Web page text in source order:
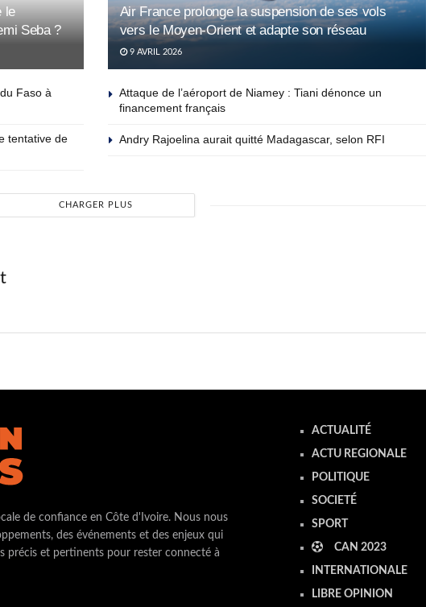
le
Seba ?
Air France prolonge la suspension de ses vols
vers le Moyen-Orient et adapte son réseau
9 AVRIL 2026
Faso à
Attaque de l’aéroport de Niamey : Tiani dénonce un
financement français
tentative de
Andry Rajoelina aurait quitté Madagascar, selon RFI
CHARGER PLUS
de confiance en Côte d'Ivoire. Nous nous
des événements et des enjeux qui
précis et pertinents pour rester connecté à
ACTUALITÉ
ACTU REGIONALE
POLITIQUE
SOCIETÉ
SPORT
CAN 2023
INTERNATIONALE
LIBRE OPINION